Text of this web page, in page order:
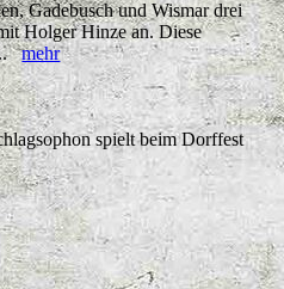
Gadebusch und Wismar drei
Holger Hinze an. Diese
mehr
spielt beim Dorffest